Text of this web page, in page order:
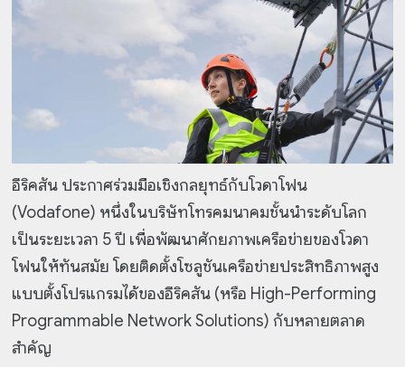
อีริคสัน ประกาศร่วมมือเชิงกลยุทธ์กับโวดาโฟน
(Vodafone) หนึ่งในบริษัทโทรคมนาคมชั้นนำระดับโลก
เป็นระยะเวลา 5 ปี เพื่อพัฒนาศักยภาพเครือข่ายของโวดา
โฟนให้ทันสมัย โดยติดตั้งโซลูชันเครือข่ายประสิทธิภาพสูง
แบบตั้งโปรแกรมได้ของอีริคสัน (หรือ High-Performing
Programmable Network Solutions) กับหลายตลาด
สำคัญ